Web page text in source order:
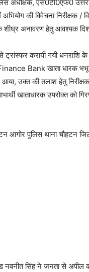
अधीक्षक, एस0टी0एफ0
की विवेचना
शीघ्र अनावरण हेतु आवश्यक
ट्रांस्फर करायी गयी धनराशि
Bank खाता धारक
उक्त की तलाश हेतु
खाताधारक उपरोक्त को
आगोर पुलिस थाना चौहटन
नवनीत सिंह ने जनता से अपील